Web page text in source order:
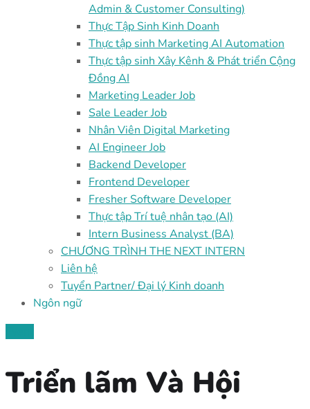
Admin & Customer Consulting)
Thực Tập Sinh Kinh Doanh
Thực tập sinh Marketing AI Automation
Thực tập sinh Xây Kênh & Phát triển Cộng
Đồng AI
Marketing Leader Job
Sale Leader Job
Nhân Viên Digital Marketing
AI Engineer Job
Backend Developer
Frontend Developer
Fresher Software Developer
Thực tập Trí tuệ nhân tạo (AI)
Intern Business Analyst (BA)
CHƯƠNG TRÌNH THE NEXT INTERN
Liên hệ
Tuyển Partner/ Đại lý Kinh doanh
Ngôn ngữ
Triển lãm Và Hội